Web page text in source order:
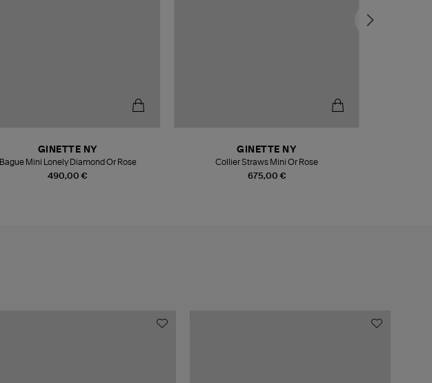
490,00 €
GINETTE NY
Bague Mini Lonely Diamond Or Rose
675,00 €
GINETTE NY
Collier Straws Mini Or Rose